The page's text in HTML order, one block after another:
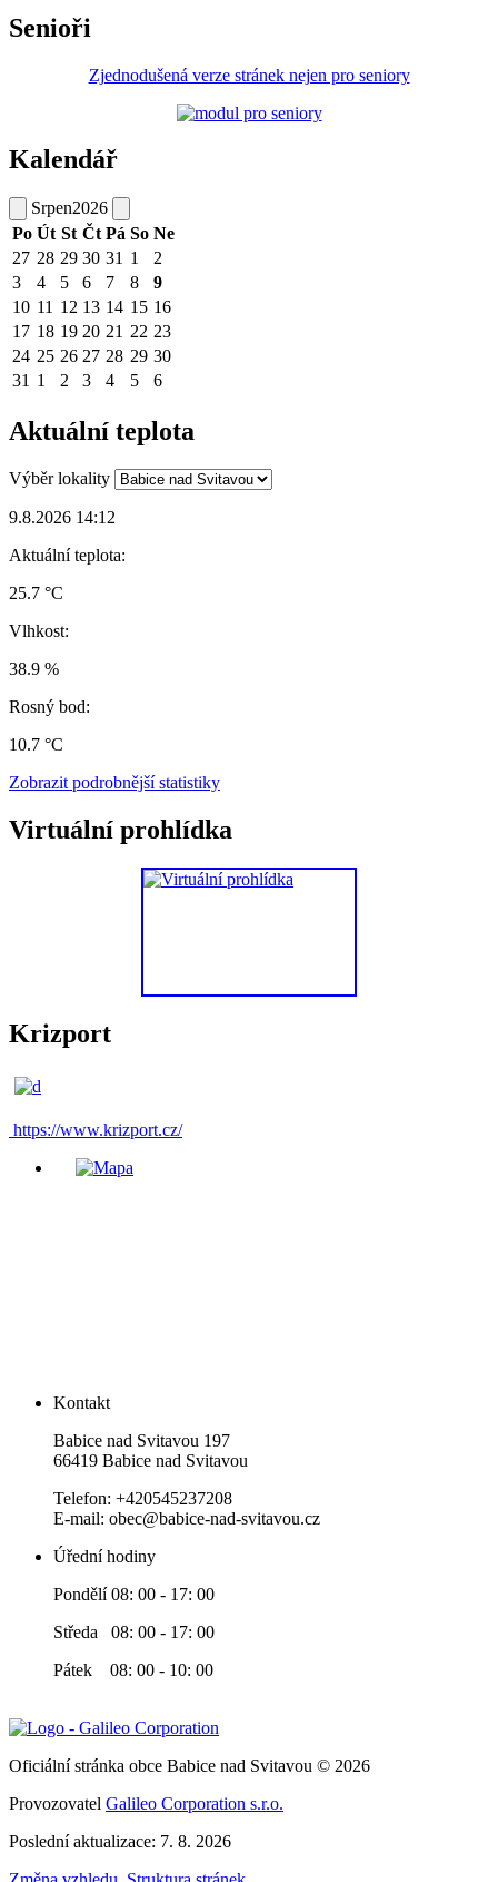
Senioři
Zjednodušená verze stránek nejen pro seniory
Kalendář
Srpen2026
Po Út St Čt Pá So Ne
27 28 29 30 31 1
2
3
4 5 6 7 8
9
10 11 12 13 14 15 16
17 18 19 20 21 22 23
24 25 26 27 28 29 30
31 1 2 3 4 5 6
Aktuální teplota
Výběr lokality
9.8.2026 14:12
Aktuální teplota:
25.7 °C
Vlhkost:
38.9 %
Rosný bod:
10.7 °C
Zobrazit podrobnější statistiky
Virtuální prohlídka
Krizport
https://www.krizport.cz/
Kontakt
Babice nad Svitavou 197
66419 Babice nad Svitavou
Telefon: +420545237208
E-mail: obec@babice-nad-svitavou.cz
Úřední hodiny
Pondělí 08: 00 - 17: 00
Středa 08: 00 - 17: 00
Pátek 08: 00 - 10: 00
Oficiální stránka obce Babice nad Svitavou © 2026
Provozovatel Galileo Corporation s.r.o.
Poslední aktualizace: 7. 8. 2026